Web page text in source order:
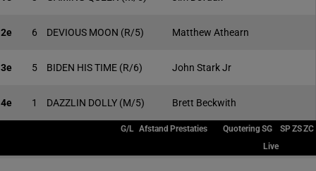
2e 6 DEVIOUS MOON (R/5) Matthew Athearn
3e 5 BIDEN HIS TIME (R/6) John Stark Jr
4e 1 DAZZLIN DOLLY (M/5) Brett Beckwith
G/L Afstand Prestaties QuoteringSG SPZSZC
Live